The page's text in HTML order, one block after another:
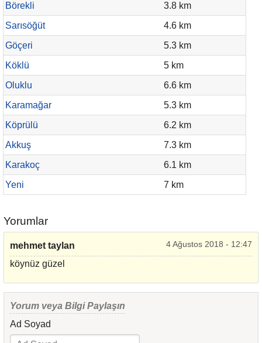
Börekli
3.8 km
Sarısöğüt
4.6 km
Göçeri
5.3 km
Köklü
5 km
Oluklu
6.6 km
Karamağar
5.3 km
Köprülü
6.2 km
Akkuş
7.3 km
Karakoç
6.1 km
Yeni
7 km
Yorumlar
mehmet taylan 4 Ağustos 2018 - 12:47
köynüz güzel
Yorum veya Bilgi Paylaşın
Ad Soyad